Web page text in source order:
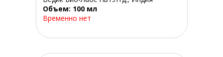
Объем: 100 мл
Временно нет